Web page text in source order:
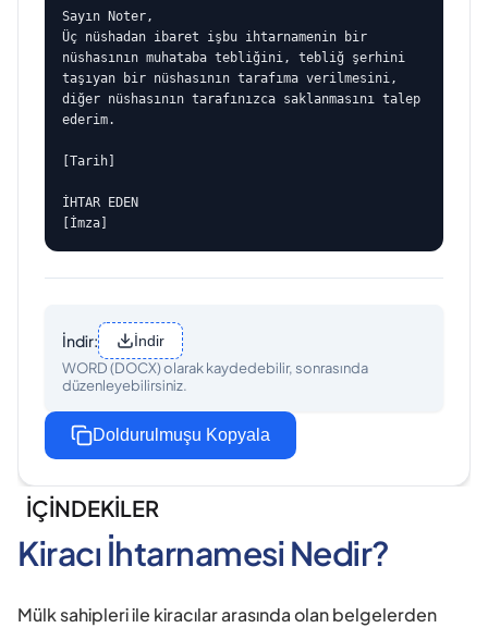
Sayın Noter,
Üç nüshadan ibaret işbu ihtarnamenin bir
nüshasının muhataba tebliğini, tebliğ şerhini
taşıyan bir nüshasının tarafıma verilmesini,
diğer nüshasının tarafınızca saklanmasını talep
ederim.
[Tarih]
İHTAR EDEN
[İmza]
İndir:
İndir
WORD (DOCX) olarak kaydedebilir, sonrasında
düzenleyebilirsiniz.
Doldurulmuşu Kopyala
Kiracı İhtarnamesi Nedir?
Mülk sahipleri ile kiracılar arasında olan belgelerden
İÇİNDEKİLER